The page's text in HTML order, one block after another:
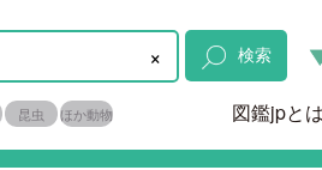
× 検索
昆虫 ほか動物 図鑑jpと